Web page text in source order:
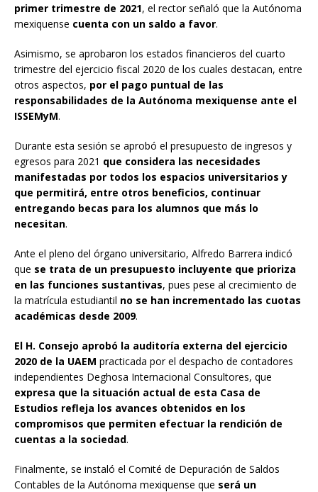
primer trimestre de 2021, el rector señaló que la Autónoma
mexiquense cuenta con un saldo a favor.
Asimismo, se aprobaron los estados financieros del cuarto
trimestre del ejercicio fiscal 2020 de los cuales destacan, entre
otros aspectos, por el pago puntual de las
responsabilidades de la Autónoma mexiquense ante el
ISSEMyM.
Durante esta sesión se aprobó el presupuesto de ingresos y
egresos para 2021 que considera las necesidades
manifestadas por todos los espacios universitarios y
que permitirá, entre otros beneficios, continuar
entregando becas para los alumnos que más lo
necesitan.
Ante el pleno del órgano universitario, Alfredo Barrera indicó
que se trata de un presupuesto incluyente que prioriza
en las funciones sustantivas, pues pese al crecimiento de
la matrícula estudiantil no se han incrementado las cuotas
académicas desde 2009.
El H. Consejo aprobó la auditoría externa del ejercicio
2020 de la UAEM practicada por el despacho de contadores
independientes Deghosa Internacional Consultores, que
expresa que la situación actual de esta Casa de
Estudios refleja los avances obtenidos en los
compromisos que permiten efectuar la rendición de
cuentas a la sociedad.
Finalmente, se instaló el Comité de Depuración de Saldos
Contables de la Autónoma mexiquense que será un